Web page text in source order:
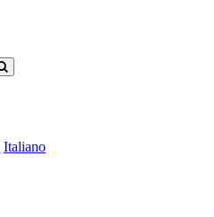
Italiano